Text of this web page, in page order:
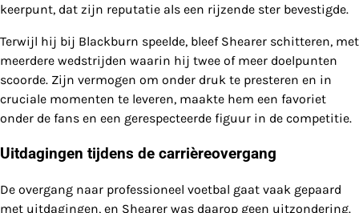
keerpunt, dat zijn reputatie als een rijzende ster bevestigde.
Terwijl hij bij Blackburn speelde, bleef Shearer schitteren, met
meerdere wedstrijden waarin hij twee of meer doelpunten
scoorde. Zijn vermogen om onder druk te presteren en in
cruciale momenten te leveren, maakte hem een favoriet
onder de fans en een gerespecteerde figuur in de competitie.
Uitdagingen tijdens de carrièreovergang
De overgang naar professioneel voetbal gaat vaak gepaard
met uitdagingen, en Shearer was daarop geen uitzondering.